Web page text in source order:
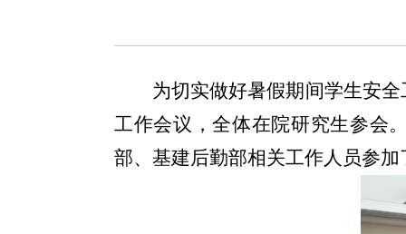
为切实做好暑假期间学生安
工作会议，全体在院研究生参会
部、基建后勤部相关工作人员参加